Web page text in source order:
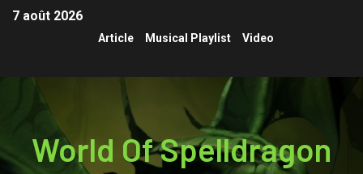
7 août 2026
Article Musical Playlist Video
World Of Spelldragon